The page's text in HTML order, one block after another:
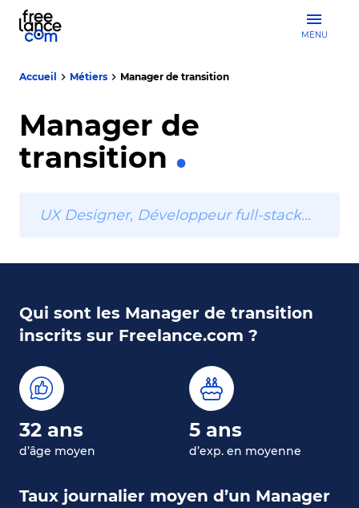
MENU
Accueil Métiers Manager de transition
Manager de
transition
UX Designer, Développeur full-stack…
Qui sont les Manager de transition
inscrits sur Freelance.com ?
32 ans
d’âge moyen
5 ans
d’exp. en moyenne
Taux journalier moyen d’un Manager